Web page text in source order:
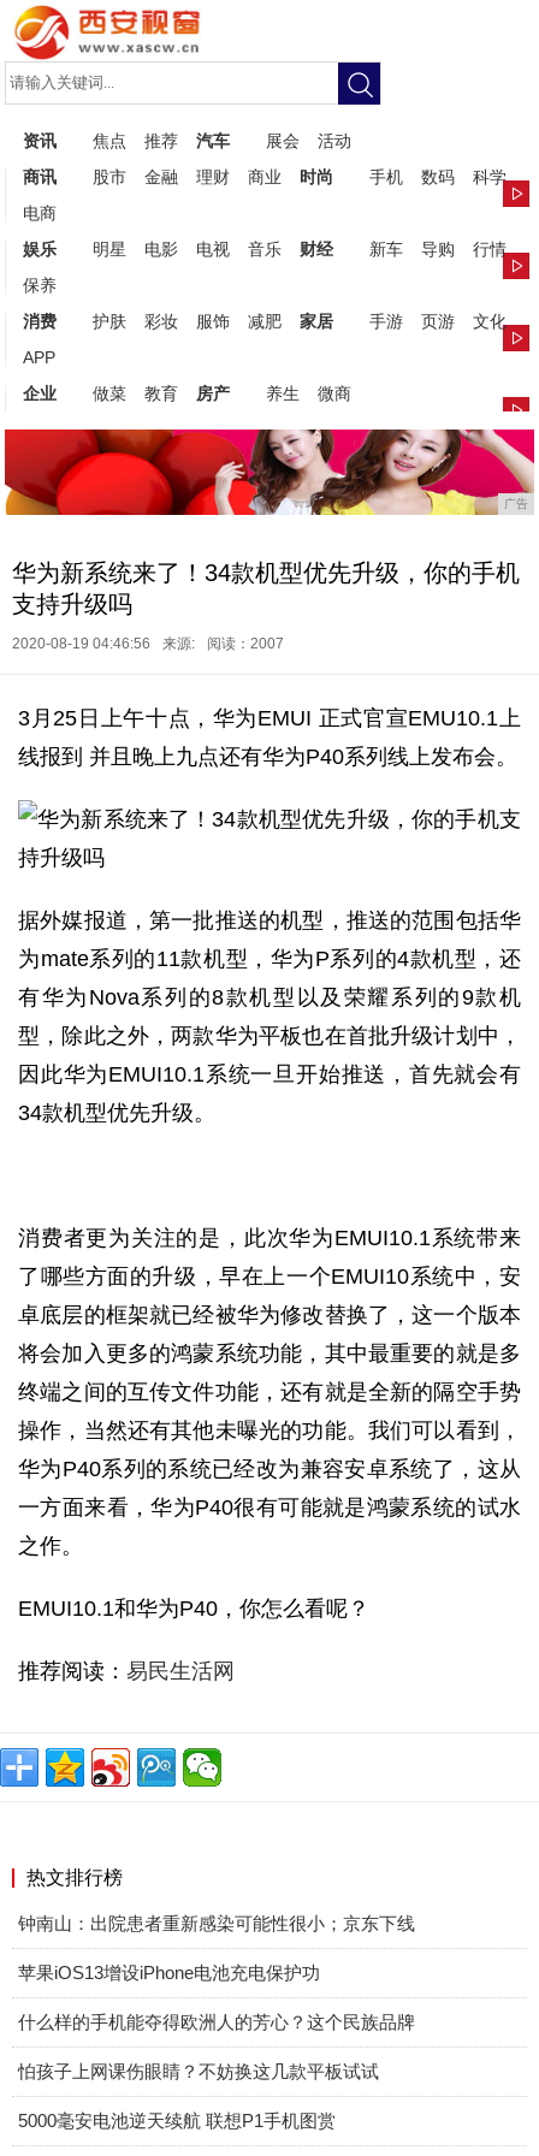
资讯 焦点 推荐 汽车 展会
活动
商讯
股市 金融 理财 商业 时尚 手机 数码
科学
电商
娱乐
明星 电影 电视 音乐 财经 新车 导购
行情
保养
消费
护肤 彩妆 服饰 减肥 家居 手游 页游
文化
APP
企业
做菜 教育 房产 养生 微商
广告
华为新系统来了！34款机型优先升级，你的手机
支持升级吗
2020-08-19 04:46:56 来源: 阅读：2007
3月25日上午十点，华为EMUI 正式官宣EMU10.1上
线报到 并且晚上九点还有华为P40系列线上发布会。
据外媒报道，第一批推送的机型，推送的范围包括华
为mate系列的11款机型，华为P系列的4款机型，还
有华为Nova系列的8款机型以及荣耀系列的9款机
型，除此之外，两款华为平板也在首批升级计划中，
因此华为EMUI10.1系统一旦开始推送，首先就会有
34款机型优先升级。
消费者更为关注的是，此次华为EMUI10.1系统带来
了哪些方面的升级，早在上一个EMUI10系统中，安
卓底层的框架就已经被华为修改替换了，这一个版本
将会加入更多的鸿蒙系统功能，其中最重要的就是多
终端之间的互传文件功能，还有就是全新的隔空手势
操作，当然还有其他未曝光的功能。我们可以看到，
华为P40系列的系统已经改为兼容安卓系统了，这从
一方面来看，华为P40很有可能就是鸿蒙系统的试水
之作。
EMUI10.1和华为P40，你怎么看呢？
推荐阅读： 易民生活网
热文排行榜
钟南山：出院患者重新感染可能性很小；京东下线
苹果iOS13增设iPhone电池充电保护功
什么样的手机能夺得欧洲人的芳心？这个民族品牌
怕孩子上网课伤眼睛？不妨换这几款平板试试
5000毫安电池逆天续航 联想P1手机图赏